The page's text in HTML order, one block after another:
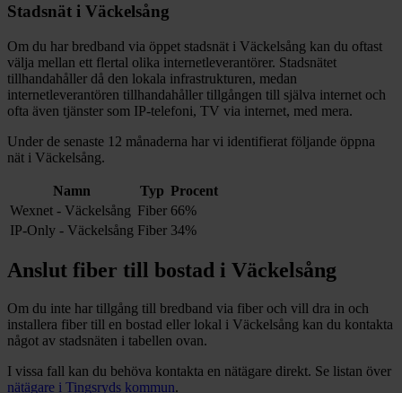
Stadsnät i Väckelsång
Om du har bredband via öppet stadsnät i Väckelsång kan du oftast
välja mellan ett flertal olika internetleverantörer. Stadsnätet
tillhandahåller då den lokala infrastrukturen, medan
internetleverantören tillhandahåller tillgången till själva internet och
ofta även tjänster som IP-telefoni, TV via internet, med mera.
Under de senaste 12 månaderna har vi identifierat följande öppna
nät i Väckelsång.
Namn Typ Procent
Wexnet - Väckelsång Fiber 66%
IP-Only - Väckelsång Fiber 34%
Anslut fiber till bostad i Väckelsång
Om du inte har tillgång till bredband via fiber och vill dra in och
installera fiber till en bostad eller lokal i Väckelsång kan du kontakta
något av stadsnäten i tabellen ovan.
I vissa fall kan du behöva kontakta en nätägare direkt. Se listan över
nätägare i Tingsryds kommun.